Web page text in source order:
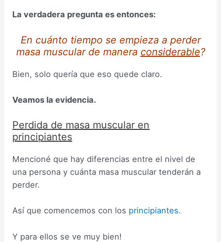
La verdadera pregunta es entonces:
En cuánto tiempo se empieza a perder
masa muscular de manera considerable?
Bien, solo quería que eso quede claro.
Veamos la evidencia.
Perdida de masa muscular en
principiantes
Mencioné que hay diferencias entre el nivel de
una persona y cuánta masa muscular tenderán a
perder.
Así que comencemos con los principiantes.
Y para ellos se ve muy bien!